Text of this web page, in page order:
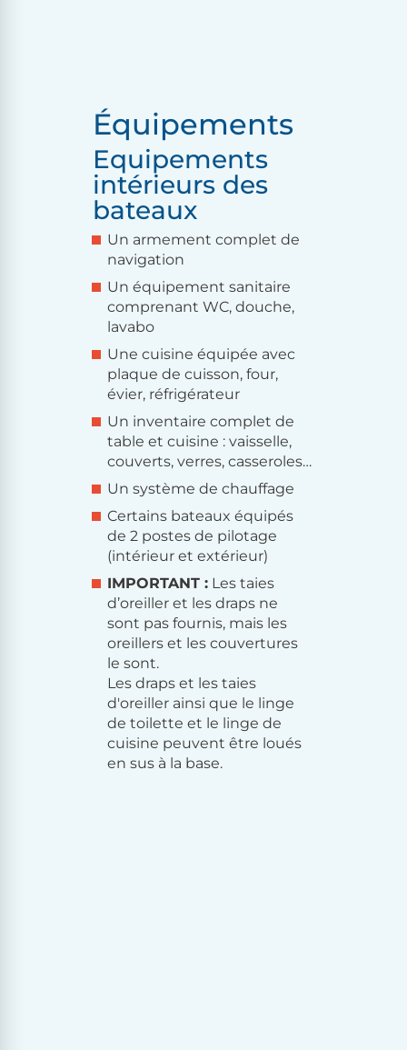
Équipements
Equipements
intérieurs des
bateaux
Un armement complet de
navigation
Un équipement sanitaire
comprenant WC, douche,
lavabo
Une cuisine équipée avec
plaque de cuisson, four,
évier, réfrigérateur
Un inventaire complet de
table et cuisine : vaisselle,
couverts, verres, casseroles…
Un système de chauffage
Certains bateaux équipés
de 2 postes de pilotage
(intérieur et extérieur)
IMPORTANT : Les taies
d’oreiller et les draps ne
sont pas fournis, mais les
oreillers et les couvertures
le sont.
Les draps et les taies
d'oreiller ainsi que le linge
de toilette et le linge de
cuisine peuvent être loués
en sus à la base.